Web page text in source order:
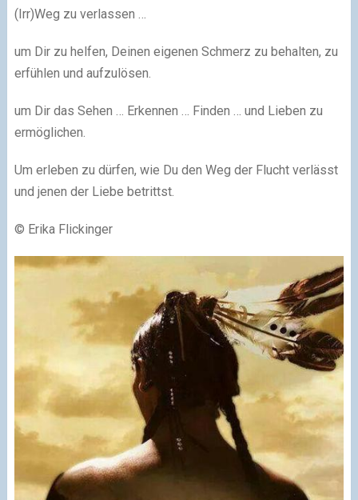
(Irr)Weg zu verlassen …
um Dir zu helfen, Deinen eigenen Schmerz zu behalten, zu
erfühlen und aufzulösen.
um Dir das Sehen … Erkennen … Finden … und Lieben zu
ermöglichen.
Um erleben zu dürfen, wie Du den Weg der Flucht verlässt
und jenen der Liebe betrittst.
© Erika Flickinger